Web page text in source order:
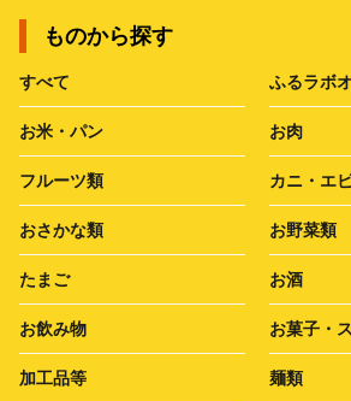
ものから探す
すべて ふるラボ
お米・パン お肉
フルーツ類 カニ・エ
おさかな類 お野菜類
たまご お酒
お飲み物 お菓子・
加工品等 麺類